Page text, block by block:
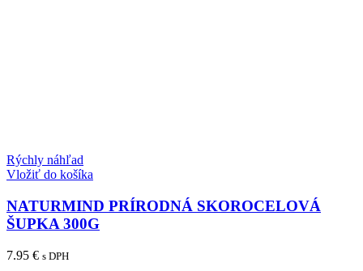
Rýchly náhľad
Vložiť do košíka
NATURMIND PRÍRODNÁ SKOROCELOVÁ
ŠUPKA 300G
7.95 € s DPH